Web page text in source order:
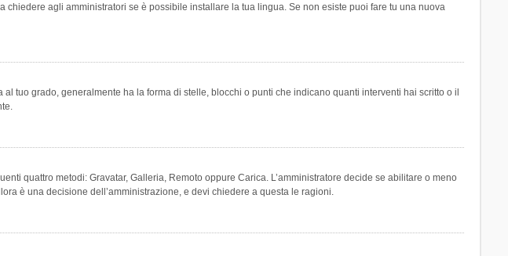
agli amministratori se è possibile installare la tua lingua. Se non esiste puoi fare tu una nuova
tuo grado, generalmente ha la forma di stelle, blocchi o punti che indicano quanti interventi hai scritto o il
quattro metodi: Gravatar, Galleria, Remoto oppure Carica. L’amministratore decide se abilitare o meno
è una decisione dell’amministrazione, e devi chiedere a questa le ragioni.